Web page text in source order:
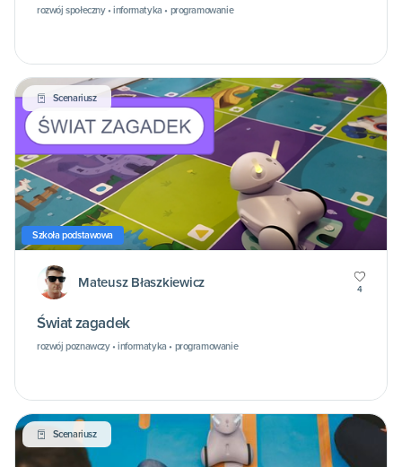
rozwój społeczny • informatyka • programowanie
Scenariusz
Szkoła podstawowa
Mateusz Błaszkiewicz 4
Świat zagadek
rozwój poznawczy • informatyka • programowanie
Scenariusz